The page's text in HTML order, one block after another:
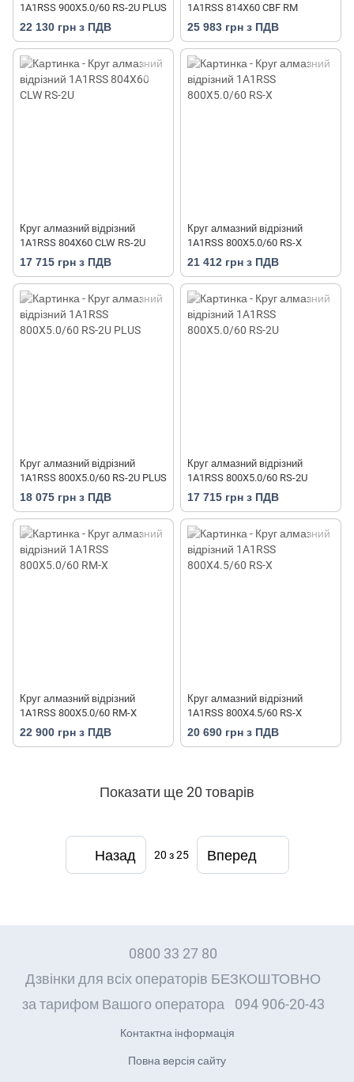
1A1RSS 900X5.0/60 RS-2U PLUS
22 130 грн з ПДВ
1A1RSS 814X60 CBF RM
25 983 грн з ПДВ
Круг алмазний відрізний
1A1RSS 804X60 CLW RS-2U
17 715 грн з ПДВ
Круг алмазний відрізний
1A1RSS 800X5.0/60 RS-X
21 412 грн з ПДВ
Круг алмазний відрізний
1A1RSS 800X5.0/60 RS-2U PLUS
18 075 грн з ПДВ
Круг алмазний відрізний
1A1RSS 800X5.0/60 RS-2U
17 715 грн з ПДВ
Круг алмазний відрізний
1A1RSS 800X5.0/60 RM-X
22 900 грн з ПДВ
Круг алмазний відрізний
1A1RSS 800X4.5/60 RS-X
20 690 грн з ПДВ
Показати ще 20 товарів
Назад 20 з 25 Вперед
0800 33 27 80
Дзвінки для всіх операторів БЕЗКОШТОВНО
за тарифом Вашого оператора
094 906-20-43
Контактна інформація
Повна версія сайту